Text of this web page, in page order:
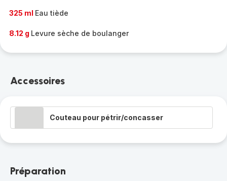
325 ml Eau tiède
8.12 g Levure sèche de boulanger
Accessoires
Couteau pour pétrir/concasser
Préparation